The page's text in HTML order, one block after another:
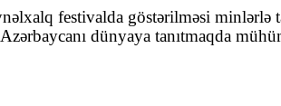
festivalda göstərilməsi minlərlə
dünyaya tanıtmaqda